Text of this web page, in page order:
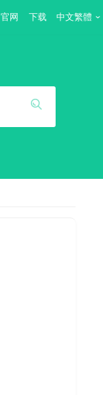
官网 下载 中文繁體